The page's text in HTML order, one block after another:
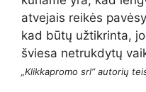
atvejais reikės
kad būtų užtikrinta,
šviesa netrukdytų
„Klikkapromo srl“ autorių